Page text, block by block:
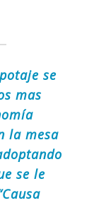
se
mas
la mesa
se le